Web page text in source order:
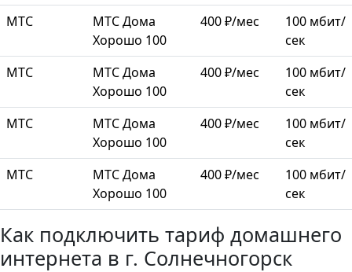
МТС
МТС Дома
Хорошо 100
400 ₽/мес
100 мбит/
сек
МТС
МТС Дома
Хорошо 100
400 ₽/мес
100 мбит/
сек
МТС
МТС Дома
Хорошо 100
400 ₽/мес
100 мбит/
сек
МТС
МТС Дома
Хорошо 100
400 ₽/мес
100 мбит/
сек
Как подключить тариф домашнего
интернета в г. Солнечногорск